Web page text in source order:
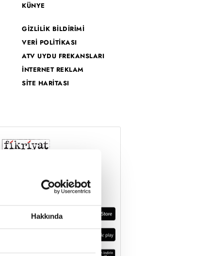
Hakkında
KÜNYE
GİZLİLİK BİLDİRİMİ
VERİ POLİTİKASI
ATV UYDU FREKANSLARI
İNTERNET REKLAM
SİTE HARİTASI